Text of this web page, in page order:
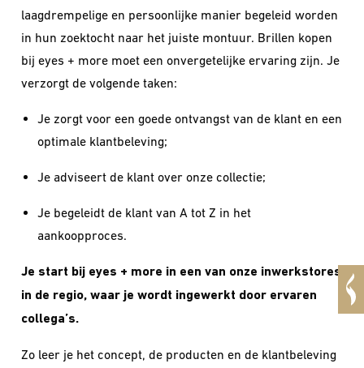
laagdrempelige en persoonlijke manier begeleid worden
in hun zoektocht naar het juiste montuur. Brillen kopen
bij eyes + more moet een onvergetelijke ervaring zijn. Je
verzorgt de volgende taken:
Je zorgt voor een goede ontvangst van de klant en een
optimale klantbeleving;
Je adviseert de klant over onze collectie;
Je begeleidt de klant van A tot Z in het
aankoopproces.
Je start bij eyes + more in een van onze inwerkstores
in de regio, waar je wordt ingewerkt door ervaren
collega’s.
Zo leer je het concept, de producten en de klantbeleving